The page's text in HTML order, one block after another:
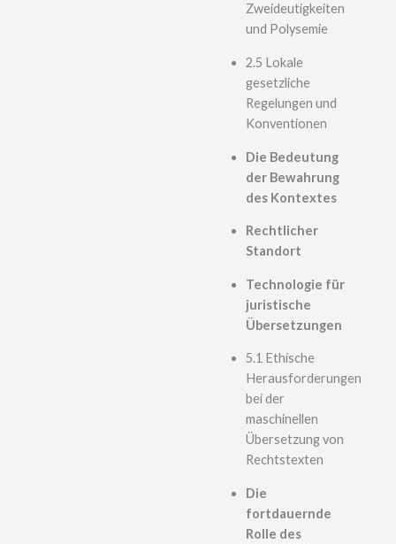
Zweideutigkeiten
und Polysemie
2.5 Lokale
gesetzliche
Regelungen und
Konventionen
Die Bedeutung
der Bewahrung
des Kontextes
Rechtlicher
Standort
Technologie für
juristische
Übersetzungen
5.1 Ethische
Herausforderungen
bei der
maschinellen
Übersetzung von
Rechtstexten
Die
fortdauernde
Rolle des